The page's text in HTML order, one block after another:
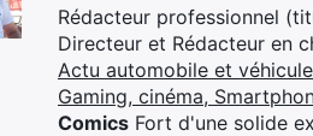
Rédacteur professionnel
Directeur et Rédacteur en
Actu automobile et
Gaming, cinéma,
Comics Fort d'une solide